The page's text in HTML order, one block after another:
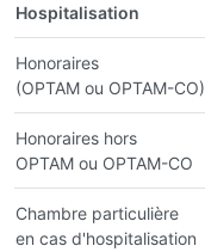
Hospitalisation
Honoraires
(OPTAM ou OPTAM-CO)
Honoraires hors
OPTAM ou OPTAM-CO
Chambre particulière
en cas d'hospitalisation